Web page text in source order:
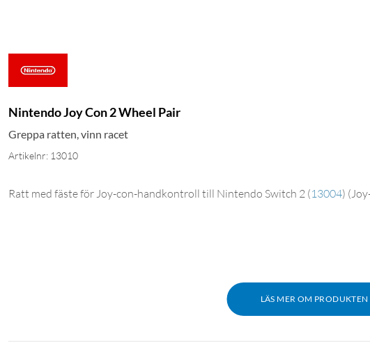
Nintendo Joy Con 2 Wheel Pair
Greppa ratten, vinn racet
Artikelnr: 13010
LÄS MER OM PRODUKTEN
Ratt med fäste för Joy-con-handkontroll till Nintendo Switch 2 (13004)